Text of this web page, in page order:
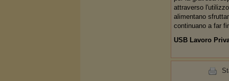
attraverso
alimentano
continuano a far
USB Lavoro